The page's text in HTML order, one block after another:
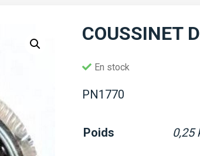
COUSSINET
En stock
PN1770
Poids 0,25